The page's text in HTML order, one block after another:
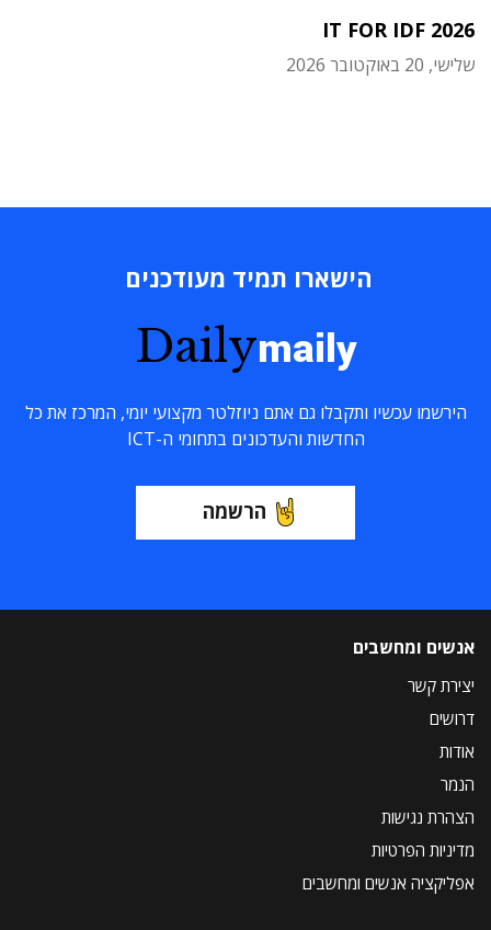
IT FOR IDF 2026
שלישי, 20 באוקטובר 2026
הישארו תמיד מעודכנים
Dailymaily
הירשמו עכשיו ותקבלו גם אתם ניוזלטר מקצועי יומי, המרכז את כל
החדשות והעדכונים בתחומי ה-ICT
הרשמה
אנשים ומחשבים
יצירת קשר
דרושים
אודות
הנמר
הצהרת נגישות
מדיניות הפרטיות
אפליקציה אנשים ומחשבים